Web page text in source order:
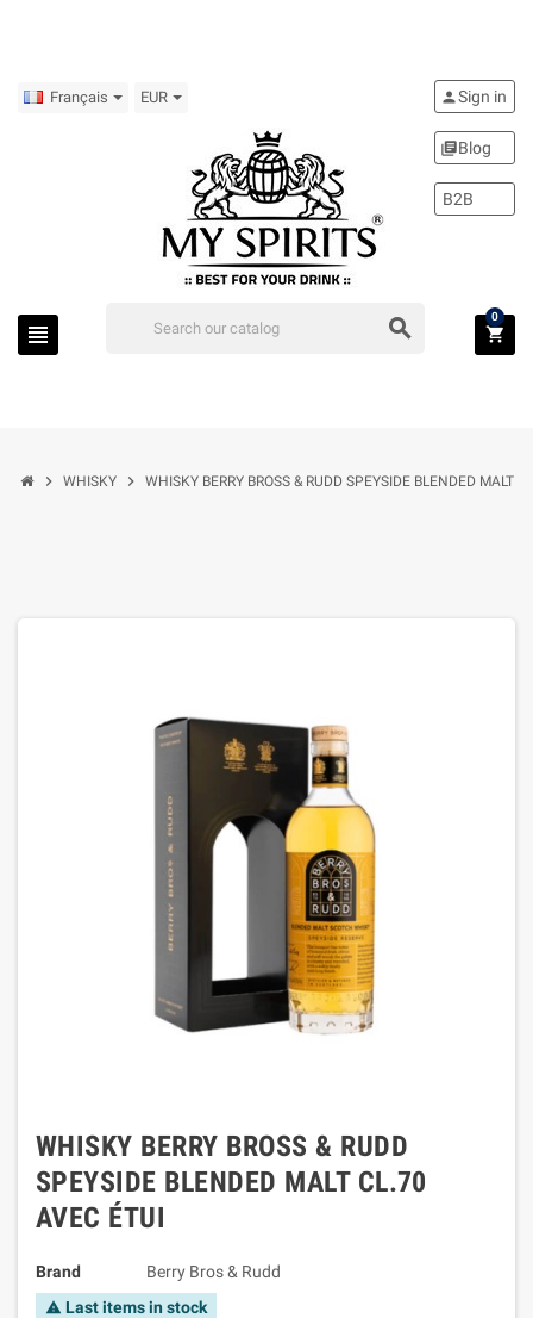
Français EUR
view_headline search
personSign in
library_booksBlog
B2B
shopping_cart
0
chevron_right WHISKY chevron_right WHISKY BERRY BROSS & RUDD SPEYSIDE BLENDED MALT
WHISKY BERRY BROSS & RUDD
SPEYSIDE BLENDED MALT CL.70
AVEC ÉTUI
Brand Berry Bros & Rudd
warning Last items in stock